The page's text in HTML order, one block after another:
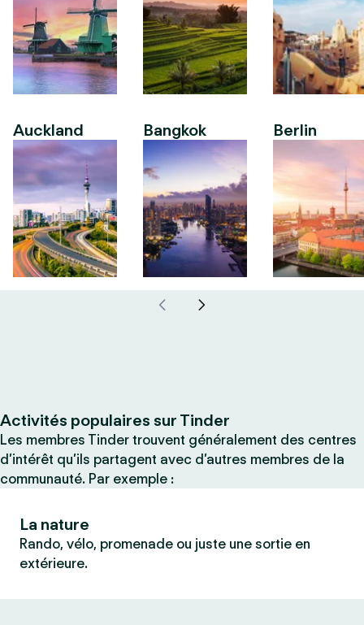
Auckland Bangkok Berlin
Activités populaires sur Tinder
Les membres Tinder trouvent généralement des centres
d’intérêt qu’ils partagent avec d’autres membres de la
communauté. Par exemple :
La nature
Rando, vélo, promenade ou juste une sortie en
extérieure.